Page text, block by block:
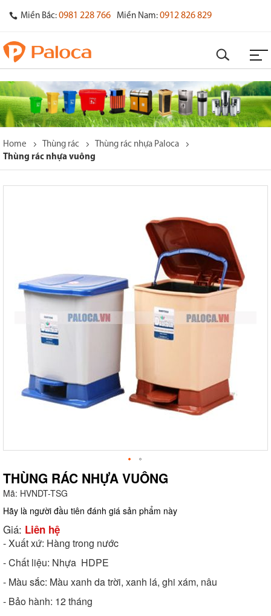
Miền Bắc: 0981 228 766 Miền Nam: 0912 826 829
Home Thùng rác
Thùng rác nhựa Paloca
Thùng rác nhựa vuông
THÙNG RÁC NHỰA VUÔNG
Mã: HVNDT-TSG
Hãy là người đầu tiên đánh giá sản phẩm này
Giá: Liên hệ
- Xuất xứ: Hàng trong nước
- Chất liệu: Nhựa HDPE
- Màu sắc: Màu xanh da trời, xanh lá, ghi xám, nâu
- Bảo hành: 12 tháng